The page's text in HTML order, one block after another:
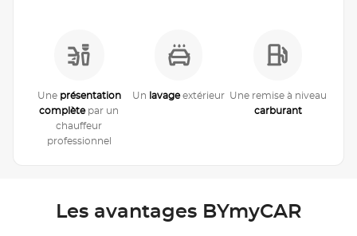
Une présentation
complètepar un
chauffeur
professionnel
Un lavageextérieur Une remise à niveau
carburant
Les avantages BYmyCAR